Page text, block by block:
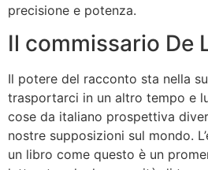
precisione e potenza.
Il commissario De
Il potere del racconto sta nella
trasportarci in un altro tempo e
cose da italiano prospettiva
nostre supposizioni sul mondo.
un libro come questo è un